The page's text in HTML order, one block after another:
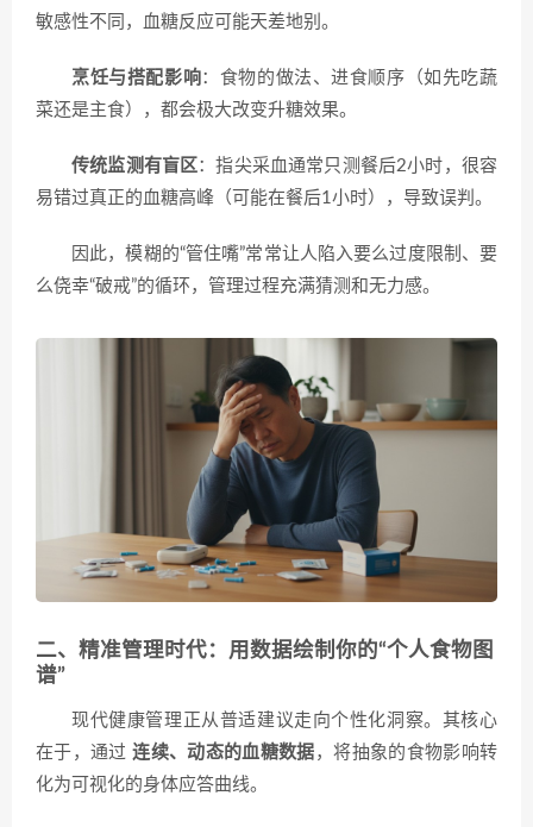
敏感性不同，血糖反应可能天差地别。
烹饪与搭配影响 ：食物的做法、进食顺序（如先吃蔬
菜还是主食），都会极大改变升糖效果。
传统监测有盲区：指尖采血通常只测餐后2小时，很容
易错过真正的血糖高峰（可能在餐后1小时），导致误判。
因此，模糊的“管住嘴”常常让人陷入要么过度限制、要
么侥幸“破戒”的循环，管理过程充满猜测和无力感。
二、精准管理时代：用数据绘制你的“个人食物图
谱”
现代健康管理正从普适建议走向个性化洞察。其核心
在于，通过连续、动态的血糖数据 ，将抽象的食物影响转
化为可视化的身体应答曲线。